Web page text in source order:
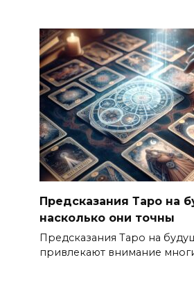
Предсказания Таро на
насколько они точны
Предсказания Таро на
привлекают внимание